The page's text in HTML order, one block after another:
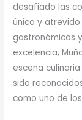
desafiado las
único y
gastronómicas
excelencia,
escena
sido
como uno de